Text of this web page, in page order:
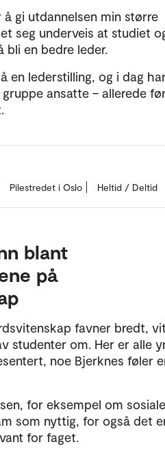
gi utdannelsen min større
seg underveis at studiet
en bedre leder.
en lederstilling, og i dag
ansatte – allerede
Pilestredet i Oslo Heltid / Deltid
blant
på
favner bredt,
studenter om. Her er alle
noe Bjerknes føler
for eksempel om sosiale
som nyttig, for også det
for faget.